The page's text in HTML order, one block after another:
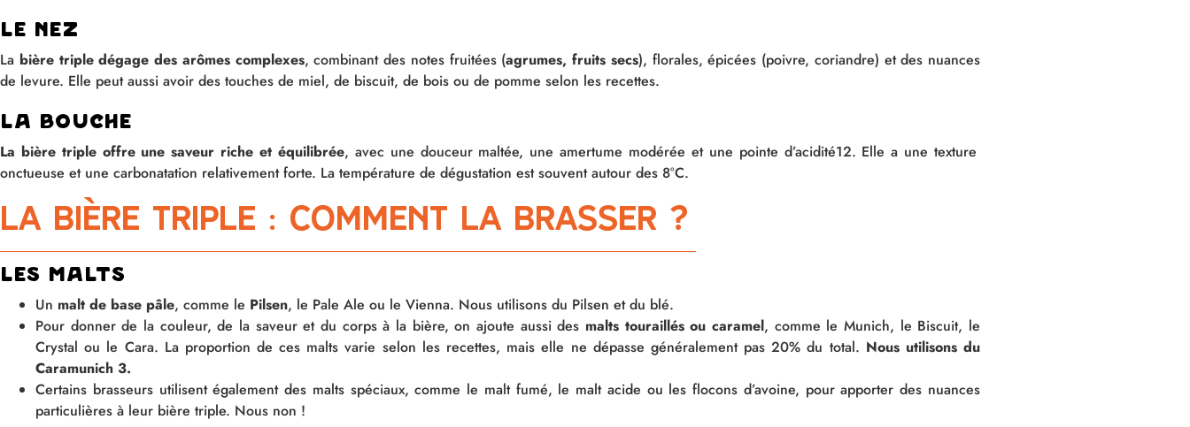
Le nez
La bière triple dégage des arômes complexes, combinant des notes fruitées (agrumes, fruits secs), florales, épicées (poivre, coriandre) et des nuances
de levure. Elle peut aussi avoir des touches de miel, de biscuit, de bois ou de pomme selon les recettes.
La bouche
La bière triple offre une saveur riche et équilibrée, avec une douceur maltée, une amertume modérée et une pointe d’acidité12. Elle a une texture
onctueuse et une carbonatation relativement forte. La température de dégustation est souvent autour des 8°C.
La bière triple : comment la brasser ?
Les malts
Un malt de base pâle, comme le Pilsen, le Pale Ale ou le Vienna. Nous utilisons du Pilsen et du blé.
Pour donner de la couleur, de la saveur et du corps à la bière, on ajoute aussi des malts touraillés ou caramel, comme le Munich, le Biscuit, le
Crystal ou le Cara. La proportion de ces malts varie selon les recettes, mais elle ne dépasse généralement pas 20% du total. Nous utilisons du
Caramunich 3.
Certains brasseurs utilisent également des malts spéciaux, comme le malt fumé, le malt acide ou les flocons d’avoine, pour apporter des nuances
particulières à leur bière triple. Nous non !